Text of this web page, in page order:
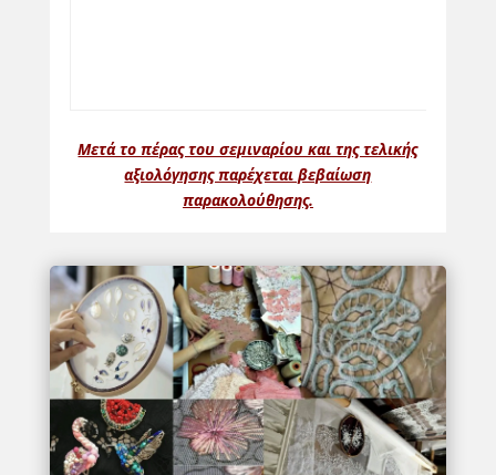
Μετά το πέρας του σεμιναρίου και της τελικής
αξιολόγησης παρέχεται βεβαίωση
παρακολούθησης.